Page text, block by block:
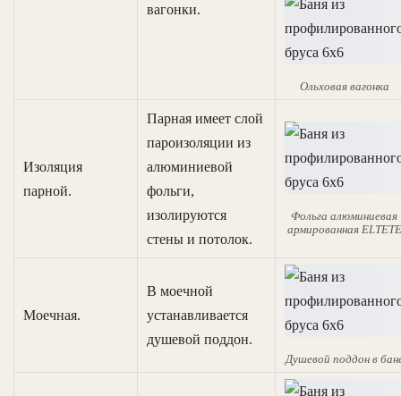
вагонки.
Ольховая вагонка
Изоляция
парной.
Парная имеет слой
пароизоляции из
алюминиевой
фольги,
изолируются
стены и потолок.
Фольга алюминиевая
армированная ELTETE
Моечная.
В моечной
устанавливается
душевой поддон.
Душевой поддон в